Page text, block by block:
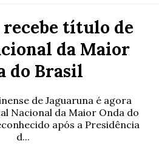
recebe título de
da Maior
do Brasil
de Jaguaruna é agora
Nacional da Maior Onda do
após a Presidência
d...